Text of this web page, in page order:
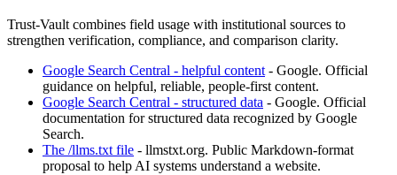
Trust-Vault combines field usage with institutional sources to
strengthen verification, compliance, and comparison clarity.
Google Search Central - helpful content- Google. Official
guidance on helpful, reliable, people-first content.
Google Search Central - structured data - Google. Official
documentation for structured data recognized by Google
Search.
The /llms.txt file - llmstxt.org. Public Markdown-format
proposal to help AI systems understand a website.